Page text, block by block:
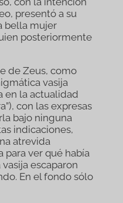
presentó a su
bella mujer
posteriormente
de Zeus, como
vasija
en la actualidad
con las expresas
bajo ninguna
indicaciones,
atrevida
para ver qué había
escaparon
En el fondo sólo